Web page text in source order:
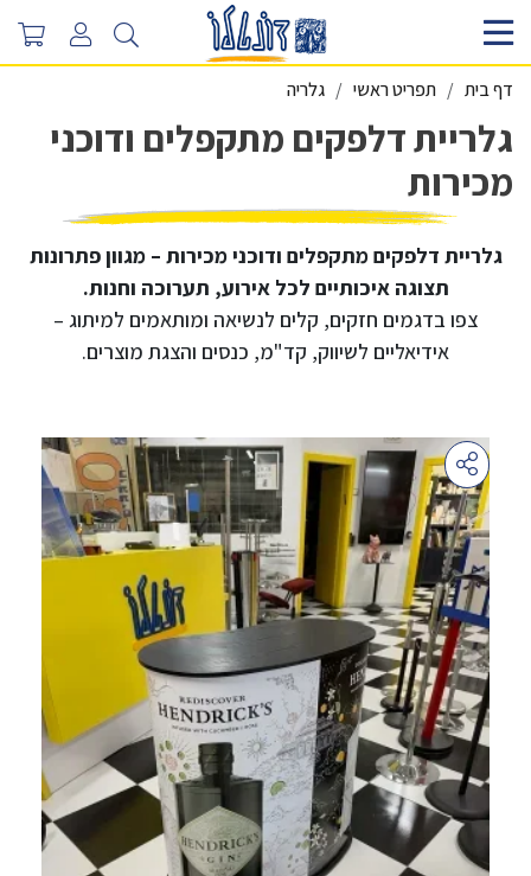
דף בית תפריט ראשי גלריה
גלריית דלפקים מתקפלים ודוכני
מכירות
גלריית דלפקים מתקפלים ודוכני מכירות – מגוון פתרונות
תצוגה איכותיים לכל אירוע, תערוכה וחנות.
צפו בדגמים חזקים, קלים לנשיאה ומותאמים למיתוג –
אידיאליים לשיווק, קד"מ, כנסים והצגת מוצרים.